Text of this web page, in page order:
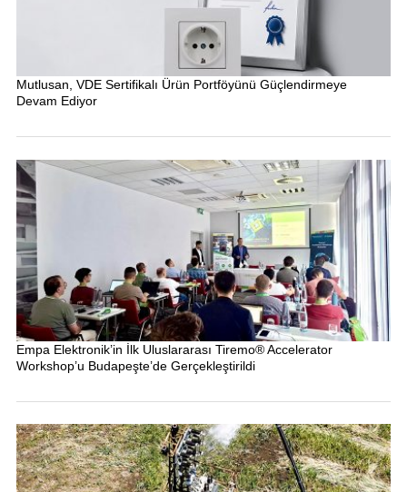
Mutlusan, VDE Sertifikalı Ürün Portföyünü Güçlendirmeye
Devam Ediyor
Empa Elektronik’in İlk Uluslararası Tiremo® Accelerator
Workshop’u Budapeşte’de Gerçekleştirildi